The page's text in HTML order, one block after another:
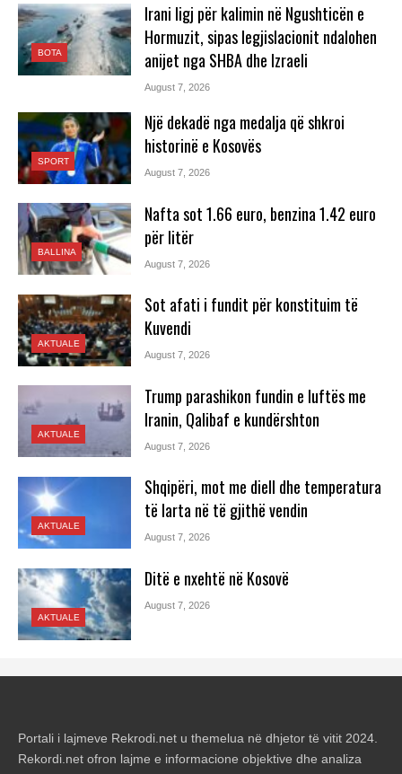
BOTA
Irani ligj për kalimin në Ngushticën e
Hormuzit, sipas legjislacionit ndalohen
anijet nga SHBA dhe Izraeli
August 7, 2026
SPORT
Një dekadë nga medalja që shkroi
historinë e Kosovës
August 7, 2026
BALLINA
Nafta sot 1.66 euro, benzina 1.42 euro
për litër
August 7, 2026
AKTUALE
Sot afati i fundit për konstituim të
Kuvendi
August 7, 2026
AKTUALE
Trump parashikon fundin e luftës me
Iranin, Qalibaf e kundërshton
August 7, 2026
AKTUALE
Shqipëri, mot me diell dhe temperatura
të larta në të gjithë vendin
August 7, 2026
AKTUALE
Ditë e nxehtë në Kosovë
August 7, 2026
Portali i lajmeve Rekrodi.net u themelua në dhjetor të vitit 2024.
Rekordi.net ofron lajme e informacione objektive dhe analiza